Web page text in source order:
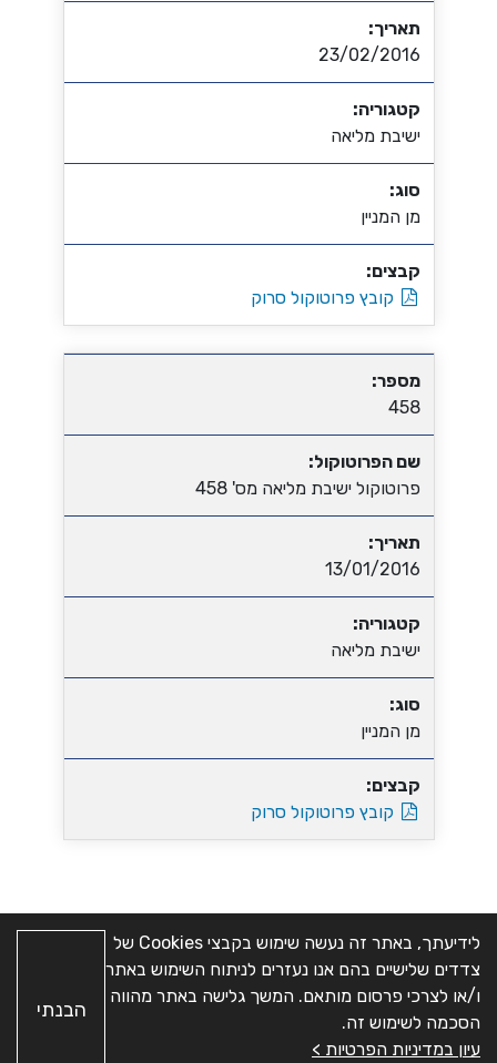
תאריך:
23/02/2016
קטגוריה:
ישיבת מליאה
סוג:
מן המניין
קבצים:
קובץ פרוטוקול סרוק
מספר:
458
שם הפרוטוקול:
פרוטוקול ישיבת מליאה מס' 458
תאריך:
13/01/2016
קטגוריה:
ישיבת מליאה
סוג:
מן המניין
קבצים:
קובץ פרוטוקול סרוק
מפת האתר | הצהרת
נגישות| ניהול העדפות
Cookies
| מדיניות
כל הזכויות שמורות © מועצה
האתר פותח
לידיעתך, באתר זה נעשה שימוש בקבצי Cookies של
צדדים שלישיים בהם אנו נעזרים לניתוח השימוש באתר
ו/או לצרכי פרסום מותאם. המשך גלישה באתר מהווה
הסכמה לשימוש זה.
עיון במדיניות הפרטיות >
הבנתי